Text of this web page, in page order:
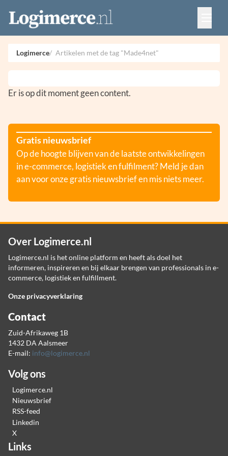
Vacatures
Events
Adverteren
Partners
Logimerce Artikelen met de tag "Made4net"
Er is op dit moment geen content.
Gratis nieuwsbrief
Op de hoogte blijven van de laatste ontwikkelingen
in e-commerce, logistiek en fulfilment? Meld je dan
aan voor onze gratis nieuwsbrief en mis niets meer.
Over Logimerce.nl
Logimerce.nl is het online platform en heeft als doel het
informeren, inspireren en bij elkaar brengen van professionals in e-
commerce, logistiek en fulfillment.
Onze privacyverklaring
Contact
Zuid-Afrikaweg 1B
1432 DA Aalsmeer
E-mail: info@logimerce.nl
Volg ons
Logimerce.nl
Nieuwsbrief
RSS-feed
Linkedin
X
Links